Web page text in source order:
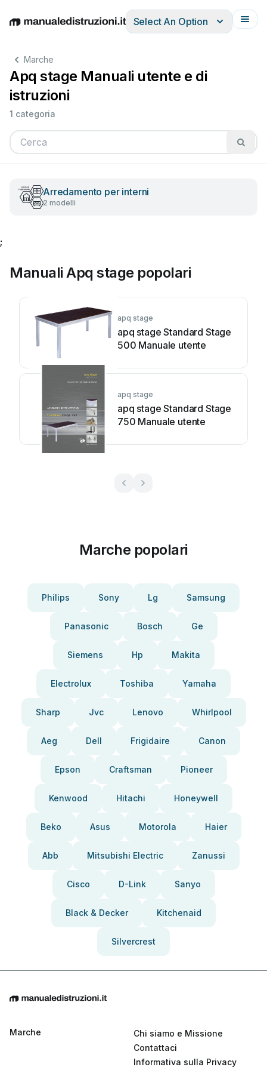
EnglishDeutschEspañolItalianoFrançais
Select An Option
Marche
Apq stage Manuali utente e di
istruzioni
1 categoria
Arredamento per interni
2 modelli
;
Manuali Apq stage popolari
apq stage
apq stage Standard Stage
500 Manuale utente
apq stage
apq stage Standard Stage
750 Manuale utente
Marche popolari
Philips Sony Lg Samsung
Panasonic Bosch Ge
Siemens Hp Makita
Electrolux Toshiba Yamaha
Sharp Jvc Lenovo Whirlpool
Aeg Dell Frigidaire Canon
Epson Craftsman Pioneer
Kenwood Hitachi Honeywell
Beko Asus Motorola Haier
Abb Mitsubishi Electric Zanussi
Cisco D-Link Sanyo
Black & Decker Kitchenaid
Silvercrest
Marche
Chi siamo e Missione
Contattaci
Informativa sulla Privacy